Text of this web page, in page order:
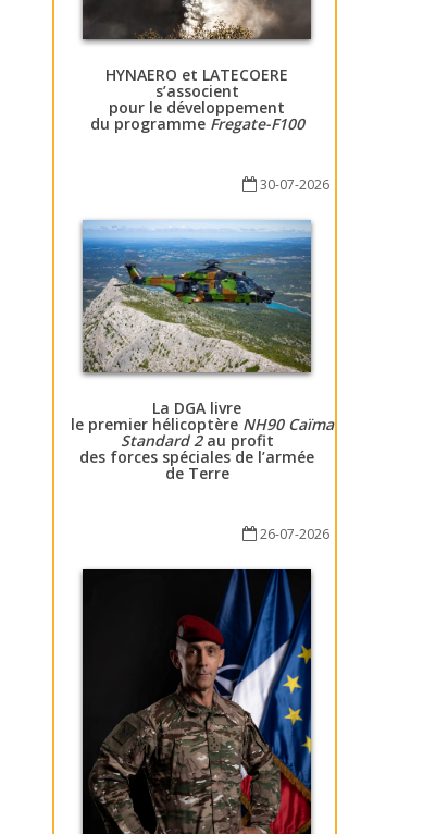
HYNAERO et LATECOERE
s’associent
pour le développement
du programme Fregate-F100
30-07-2026
La DGA livre
le premier hélicoptère NH90 Caïman
Standard 2au profit
des forces spéciales de l’armée
de Terre
26-07-2026